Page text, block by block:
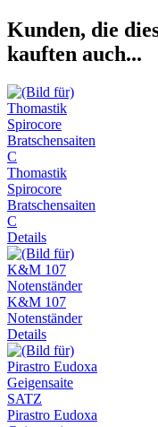
Kunden, die
kauften auch...
Thomastik
Spirocore
Bratschensaiten
C
Details
K&M 107
Notenständer
Details
Pirastro Eudoxa